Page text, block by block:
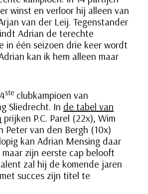
winst en verloor hij alleen van
van der Leij. Tegenstander
Adrian de terechte
in één seizoen drie keer wordt
kan ik hem alleen maar
ste clubkampioen van
Sliedrecht. In de tabel van
prijken P.C. Parel (22x), Wim
Peter van den Bergh (10x)
kan Adrian Mensing daar
zijn eerste cap belooft
zal hij de komende jaren
succes zijn titel te